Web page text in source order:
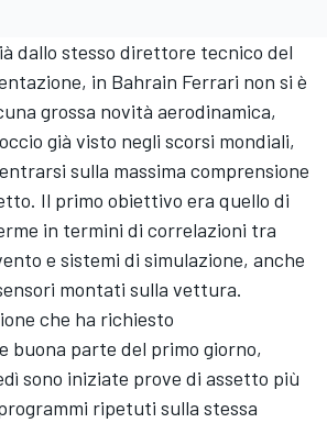
dallo stesso direttore tecnico del
in Bahrain Ferrari non si è
grossa novità aerodinamica,
già visto negli scorsi mondiali,
sulla massima comprensione
Il primo obiettivo era quello di
in termini di correlazioni tra
e sistemi di simulazione, anche
montati sulla vettura.
che ha richiesto
buona parte del primo giorno,
sono iniziate prove di assetto più
ripetuti sulla stessa